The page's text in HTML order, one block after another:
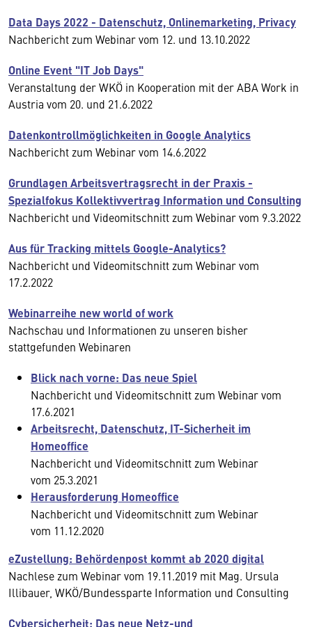
Data Days 2022 - Datenschutz, Onlinemarketing, Privacy
Nachbericht zum Webinar vom 12. und 13.10.2022
Online Event "IT Job Days"
Veranstaltung der WKÖ in Kooperation mit der ABA Work in
Austria vom 20. und 21.6.2022
Datenkontrollmöglichkeiten in Google Analytics
Nachbericht zum Webinar vom 14.6.2022
Grundlagen Arbeitsvertragsrecht in der Praxis -
Spezialfokus Kollektivvertrag Information und Consulting
Nachbericht und Videomitschnitt zum Webinar vom 9.3.2022
Aus für Tracking mittels Google-Analytics?
Nachbericht und Videomitschnitt zum Webinar vom
17.2.2022
Webinarreihe new world of work
Nachschau und Informationen zu unseren bisher
stattgefunden Webinaren
Blick nach vorne: Das neue Spiel
Nachbericht und Videomitschnitt zum Webinar vom
17.6.2021
Arbeitsrecht, Datenschutz, IT-Sicherheit im
Homeoffice
Nachbericht und Videomitschnitt zum Webinar
vom 25.3.2021
Herausforderung Homeoffice
Nachbericht und Videomitschnitt zum Webinar
vom 11.12.2020
eZustellung: Behördenpost kommt ab 2020 digital
Nachlese zum Webinar vom 19.11.2019 mit Mag. Ursula
Illibauer, WKÖ/Bundessparte Information und Consulting
Cybersicherheit: Das neue Netz-und